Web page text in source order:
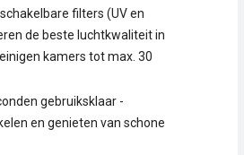
filters (UV en
de beste luchtkwaliteit in
kamers tot max. 30
gebruiksklaar -
en genieten van schone